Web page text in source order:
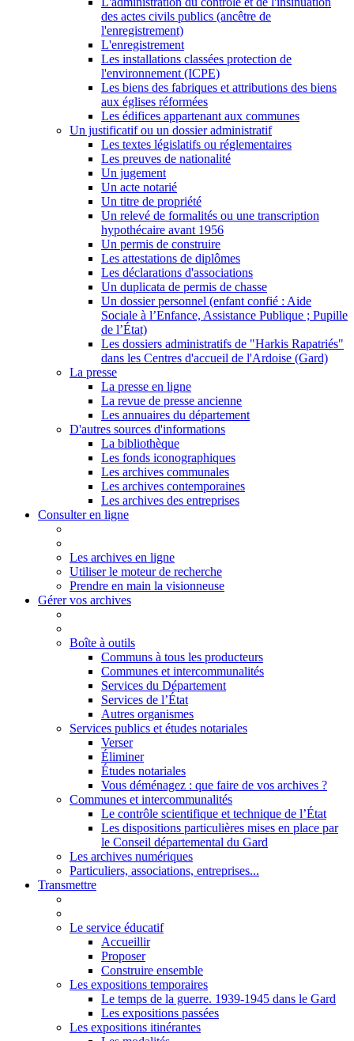
des actes civils publics (ancêtre de
l'enregistrement)
L'enregistrement
Les installations classées protection de
l'environnement (ICPE)
Les biens des fabriques et attributions des biens
aux églises réformées
Les édifices appartenant aux communes
Un justificatif ou un dossier administratif
Les textes législatifs ou réglementaires
Les preuves de nationalité
Un jugement
Un acte notarié
Un titre de propriété
Un relevé de formalités ou une transcription
hypothécaire avant 1956
Un permis de construire
Les attestations de diplômes
Les déclarations d'associations
Un duplicata de permis de chasse
Un dossier personnel (enfant confié : Aide
Sociale à l’Enfance, Assistance Publique ; Pupille
de l’État)
Les dossiers administratifs de "Harkis Rapatriés"
dans les Centres d'accueil de l'Ardoise (Gard)
La presse
La presse en ligne
La revue de presse ancienne
Les annuaires du département
D'autres sources d'informations
La bibliothèque
Les fonds iconographiques
Les archives communales
Les archives contemporaines
Les archives des entreprises
Consulter en ligne
Les archives en ligne
Utiliser le moteur de recherche
Prendre en main la visionneuse
Gérer vos archives
Boîte à outils
Communs à tous les producteurs
Communes et intercommunalités
Services du Département
Services de l’État
Autres organismes
Services publics et études notariales
Verser
Éliminer
Études notariales
Vous déménagez : que faire de vos archives ?
Communes et intercommunalités
Le contrôle scientifique et technique de l’État
Les dispositions particulières mises en place par
le Conseil départemental du Gard
Les archives numériques
Particuliers, associations, entreprises...
Transmettre
Le service éducatif
Accueillir
Proposer
Construire ensemble
Les expositions temporaires
Le temps de la guerre. 1939-1945 dans le Gard
Les expositions passées
Les expositions itinérantes